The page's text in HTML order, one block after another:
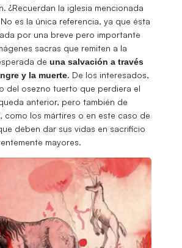
¿Recuerdan la iglesia mencionada
es la única referencia, ya que ésta
por una breve pero importante
sacras que remiten a la
de una salvación a través
y la muerte. De los interesados,
del osezno tuerto que perdiera el
anterior, pero también de
como los mártires o en este caso de
deben dar sus vidas en sacrificio
mayores.